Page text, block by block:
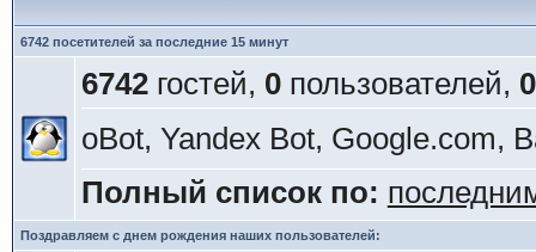
6742 посетителей за последние 15 минут
6742гостей, 0пользователей, 0
oBot, Yandex Bot, Google.com,
Полный список по:
Поздравляем с днем рождения наших пользователей: